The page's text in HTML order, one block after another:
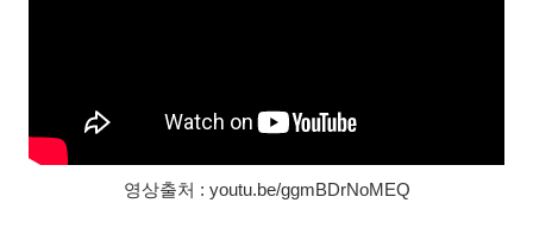
영상출처 : youtu.be/ggmBDrNoMEQ